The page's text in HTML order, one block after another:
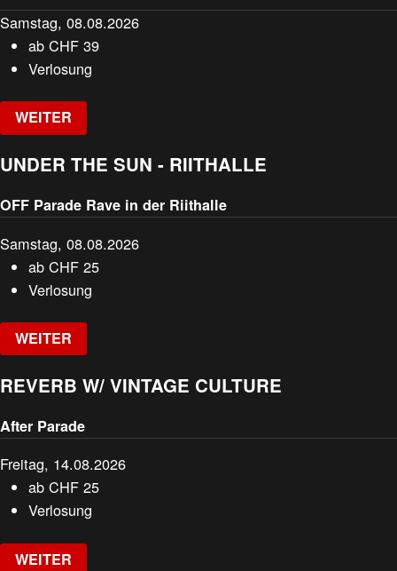
Samstag, 08.08.2026
abCHF 39
Verlosung
WEITER
UNDER THE SUN - RIITHALLE
OFF Parade Rave in der Riithalle
Samstag, 08.08.2026
abCHF 25
Verlosung
WEITER
REVERB W/ VINTAGE CULTURE
After Parade
Freitag, 14.08.2026
abCHF 25
Verlosung
WEITER